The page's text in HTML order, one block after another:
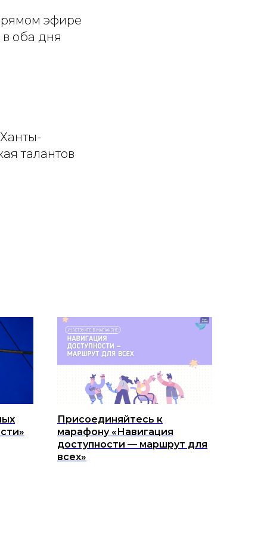
эфире
в оба дня
талантов
Присоединяйтесь к
марафону «Навигация
доступности — маршрут для
всех»